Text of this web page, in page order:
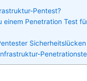
Pentest?
einem Penetration Test
Sicherheitslücken